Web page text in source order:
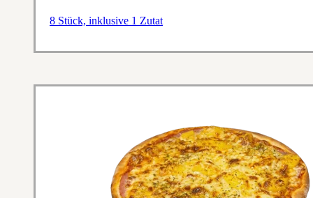
8 Stück, inklusive 1 Zutat